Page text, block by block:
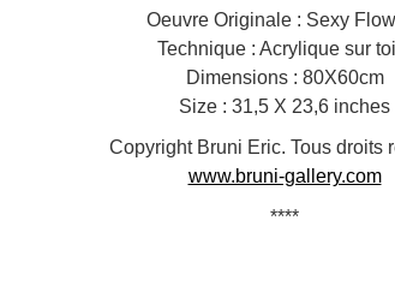
Oeuvre Originale : Sexy
Technique : Acrylique sur
Dimensions : 80X60cm
Size : 31,5 X 23,6 inches
Copyright Bruni Eric. Tous droits
www.bruni-gallery.com
****